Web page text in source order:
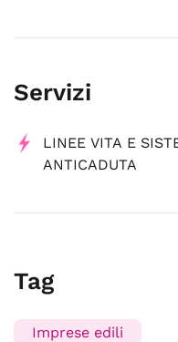
Servizi
LINEE VITA E
ANTICADUTA
Tag
Imprese edili